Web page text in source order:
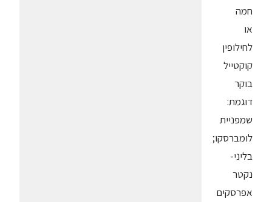
חמה
או
לחילופין
קוקטייל
בוקר
דוגמת:
שמפניית
לומברסקו;
בליני-
נקטר
אפרסקים